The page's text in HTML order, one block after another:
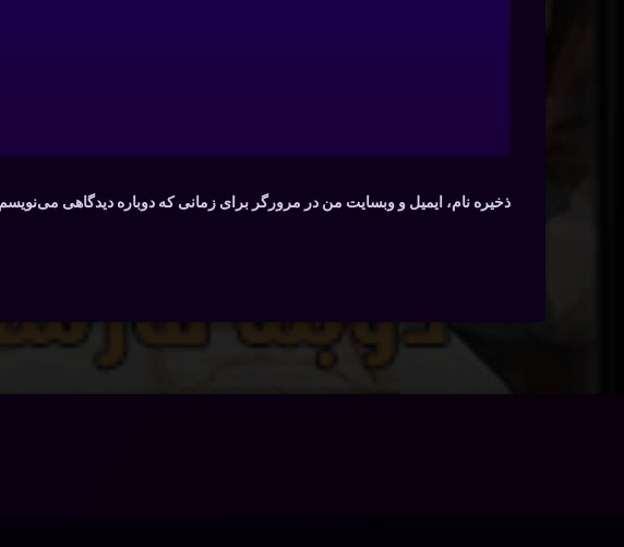
ذخیره نام، ایمیل و وبسایت من در مرورگر برای زمانی که دوباره دیدگاهی